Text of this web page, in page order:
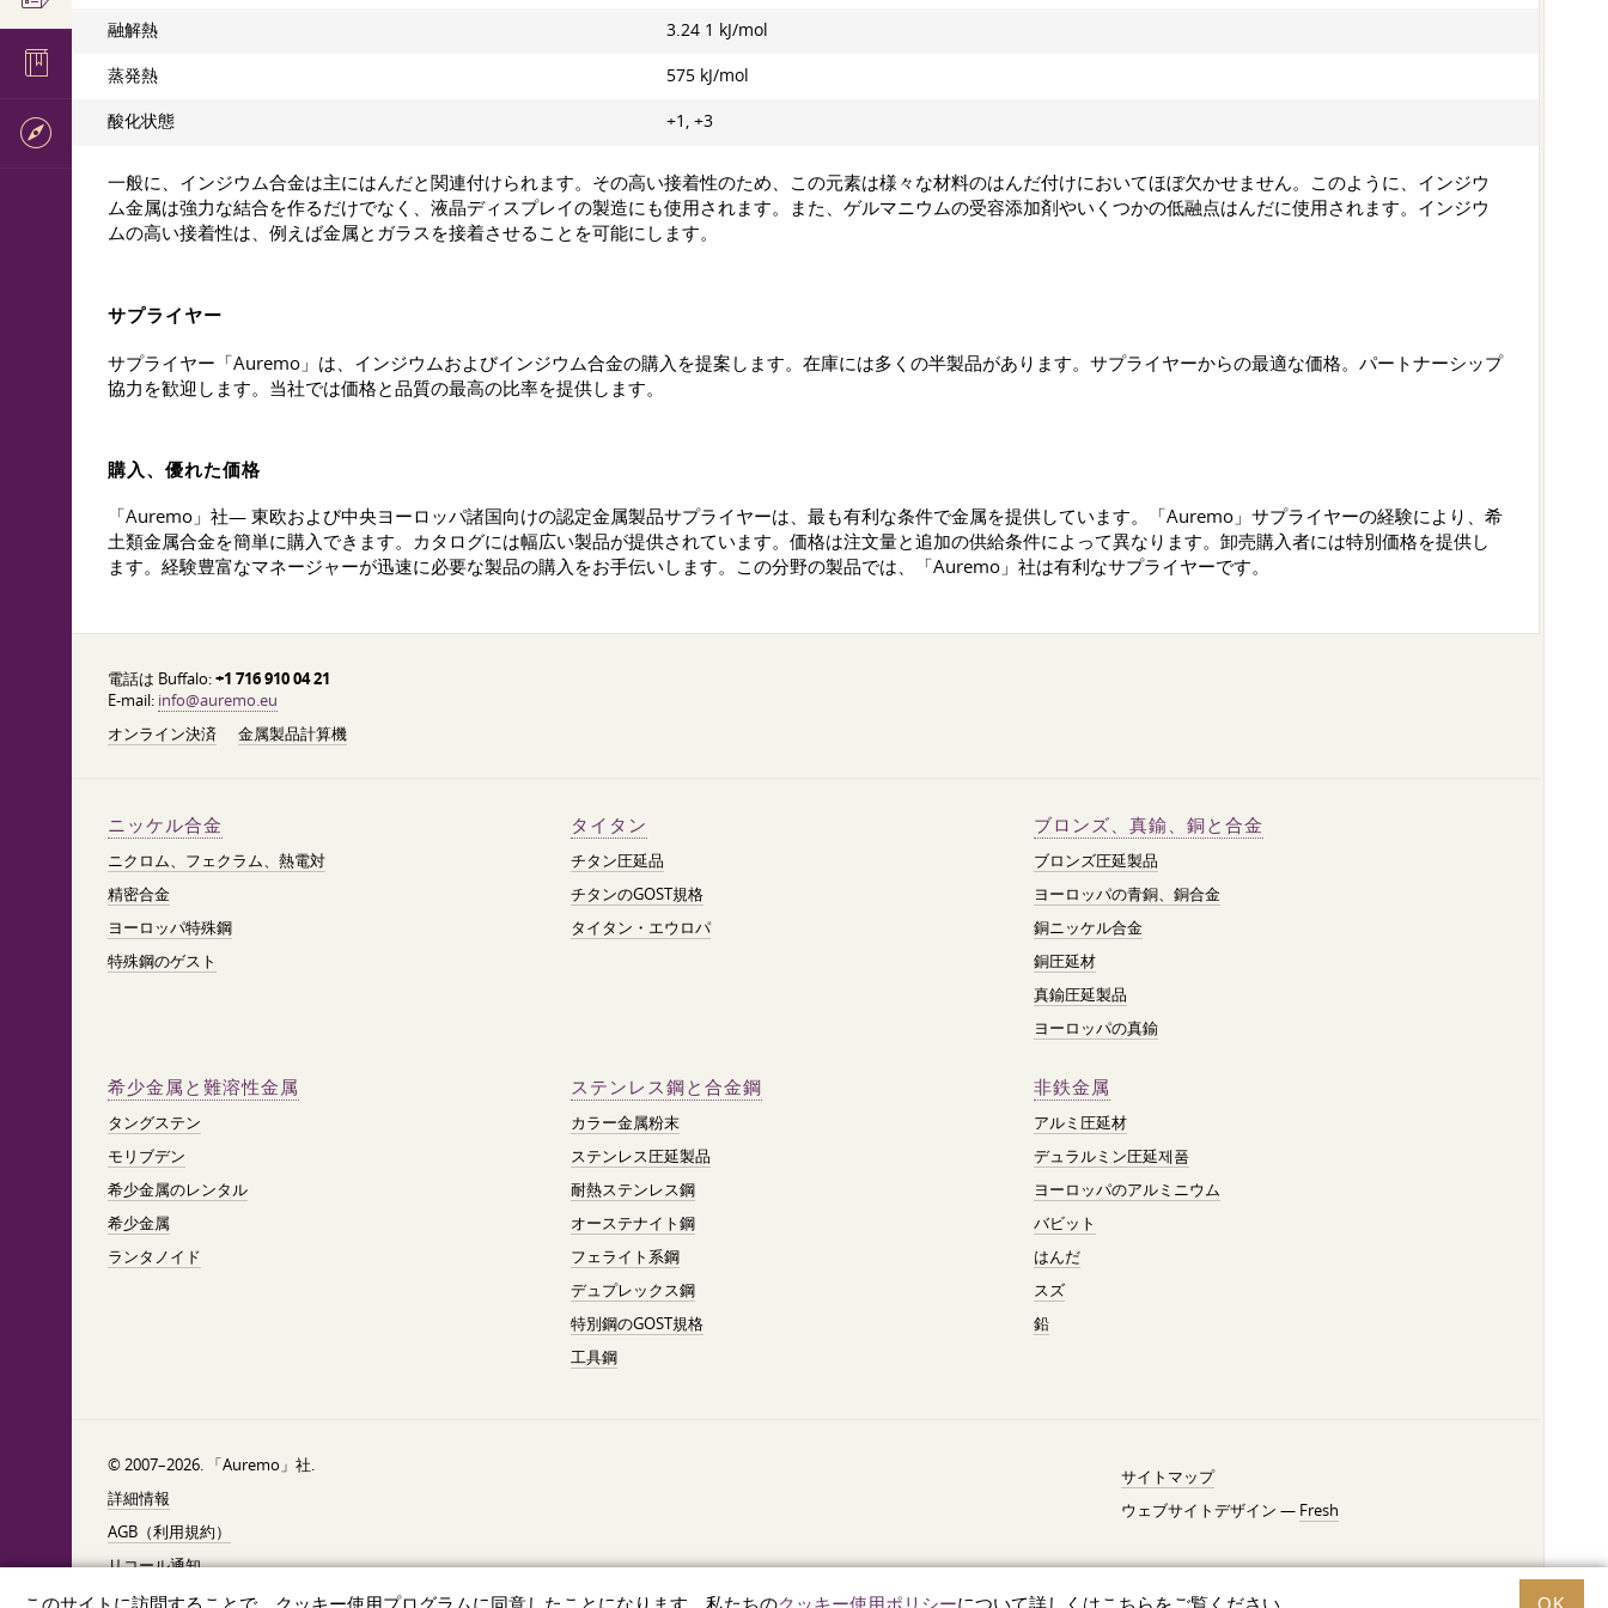
このサイトに訪問することで、クッキー使用プログラムに同意したことになります。私たちのクッキー使用ポリシーについて詳しくはこちらをご覧ください。 OK
融解熱 3.24 1 kJ/mol
蒸発熱 575 kJ/mol
酸化状態 +1, +3
一般に、インジウム合金は主にはんだと関連付けられます。その高い接着性のため、この元素は様々な材料のはんだ付けにおいてほぼ欠かせません。このように、インジウ
ム金属は強力な結合を作るだけでなく、液晶ディスプレイの製造にも使用されます。また、ゲルマニウムの受容添加剤やいくつかの低融点はんだに使用されます。インジウ
ムの高い接着性は、例えば金属とガラスを接着させることを可能にします。
サプライヤー
サプライヤー「Auremo」は、インジウムおよびインジウム合金の購入を提案します。在庫には多くの半製品があります。サプライヤーからの最適な価格。パートナーシップ
協力を歓迎します。当社では価格と品質の最高の比率を提供します。
購入、優れた価格
「Auremo」社— 東欧および中央ヨーロッパ諸国向けの認定金属製品サプライヤーは、最も有利な条件で金属を提供しています。「Auremo」サプライヤーの経験により、希
土類金属合金を簡単に購入できます。カタログには幅広い製品が提供されています。価格は注文量と追加の供給条件によって異なります。卸売購入者には特別価格を提供し
ます。経験豊富なマネージャーが迅速に必要な製品の購入をお手伝いします。この分野の製品では、「Auremo」社は有利なサプライヤーです。
電話は Buffalo:+1 716 910 04 21
E-mail: info@auremo.eu
オンライン決済
金属製品計算機
ニッケル合金
ニクロム、フェクラム、熱電対
精密合金
ヨーロッパ特殊鋼
特殊鋼のゲスト
タイタン
チタン圧延品
チタンのGOST規格
タイタン・エウロパ
ブロンズ、真鍮、銅と合金
ブロンズ圧延製品
ヨーロッパの青銅、銅合金
銅ニッケル合金
銅圧延材
真鍮圧延製品
ヨーロッパの真鍮
希少金属と難溶性金属
タングステン
モリブデン
希少金属のレンタル
希少金属
ランタノイド
ステンレス鋼と合金鋼
カラー金属粉末
ステンレス圧延製品
耐熱ステンレス鋼
オーステナイト鋼
フェライト系鋼
デュプレックス鋼
特別鋼のGOST規格
工具鋼
非鉄金属
アルミ圧延材
デュラルミン圧延제품
ヨーロッパのアルミニウム
バビット
はんだ
スズ
鉛
© 2007–2026. 「Auremo」社.
詳細情報
AGB（利用規約）
リコール通知
データ保護
サイトマップ
ウェブサイトデザイン — Fresh